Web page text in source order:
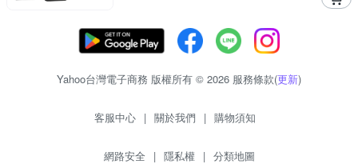
Yahoo台灣電子商務 版權所有 © 2026 服務條款(更新)
客服中心 | 關於我們 | 購物須知
網路安全 | 隱私權 | 分類地圖